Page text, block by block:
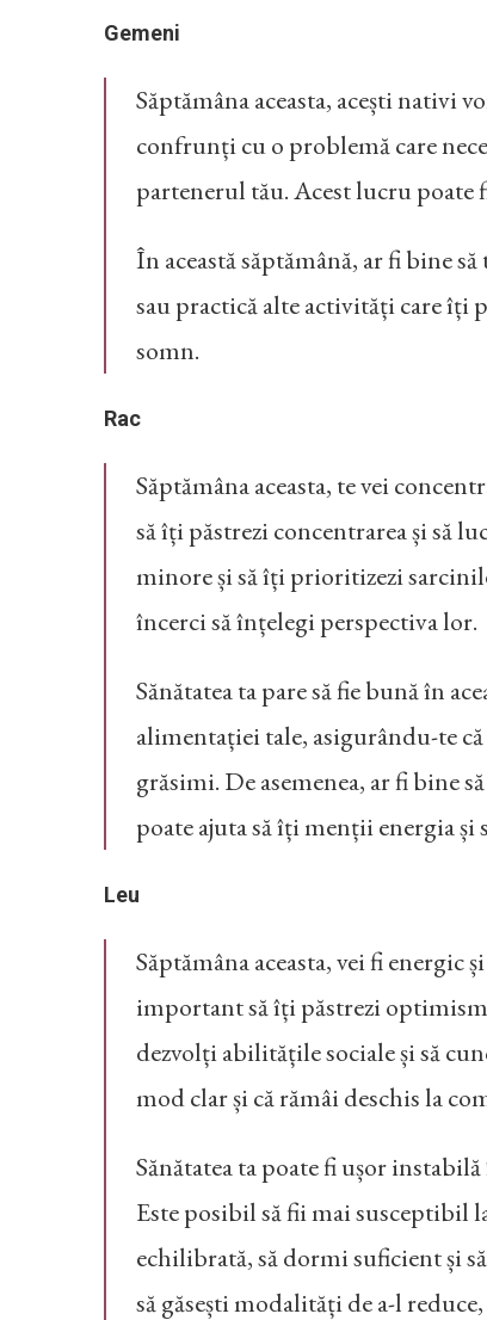
Gemeni
Săptămâna aceasta, acești nativi
confrunți cu o problemă care
partenerul tău. Acest lucru poate
În această săptămână, ar fi bine
sau practică alte activități care îți
somn.
Rac
Săptămâna aceasta, te vei
să îți păstrezi concentrarea și să
minore și să îți prioritizezi
încerci să înțelegi perspectiva lor.
Sănătatea ta pare să fie bună în
alimentației tale, asigurându-te
grăsimi. De asemenea, ar fi bine
poate ajuta să îți menții energia și
Leu
Săptămâna aceasta, vei fi
important să îți păstrezi
dezvolți abilitățile sociale și să
mod clar și că rămâi deschis la
Sănătatea ta poate fi ușor
Este posibil să fii mai susceptibil
echilibrată, să dormi suficient și
să găsești modalități de a-l